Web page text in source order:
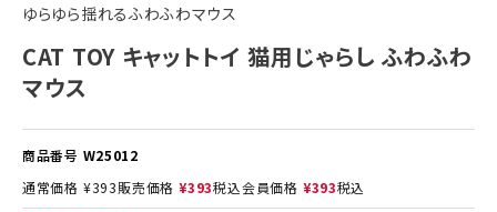
ゆらゆら揺れるふわふわマウス
CAT TOY キャットトイ 猫用じゃらし ふわふわ
マウス
商品番号 W25012
通常価格 ¥393販売価格 ¥393税込会員価格 ¥393税込